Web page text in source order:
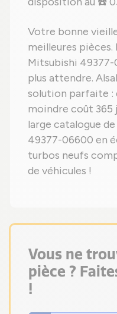
Votre bonne
meilleures
Mitsubishi 49377-
plus attendre.
solution parfaite :
moindre coût 365
large catalogue
49377-06600 en
turbos neufs
de véhicules !
Vous ne
pièce ?
!